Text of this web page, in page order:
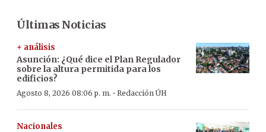
Últimas Noticias
+ análisis
Asunción: ¿Qué dice el Plan Regulador
sobre la altura permitida para los
edificios?
Agosto 8, 2026 08:06 p. m. · Redacción ÚH
Nacionales